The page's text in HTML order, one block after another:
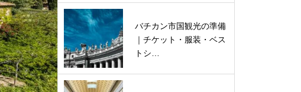
バチカン市国観光の準備
｜チケット・服装・ベス
トシ…